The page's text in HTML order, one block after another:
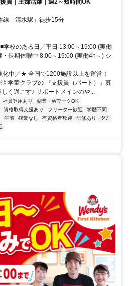
員｜主婦活躍｜週2～短時間OK
線「清水駅」徒歩15分
学校のある日／平日 13:00～19:00 (実働
長期休暇中 8:00～19:00 (実働4h～) シ
中／★ 全国で1200施設以上を運営！
学童クラブの 『支援員（パート）』募
く過ごす♪ サポートメインのや...
社員登用あり
副業・WワークOK
資格取得支援あり フリーター歓迎
学歴不問
午前 残業なし 有資格者歓迎 研修あり
夕方